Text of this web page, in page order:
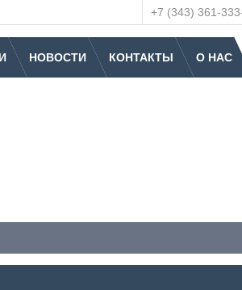
+7 (343) 361-
НОВОСТИ КОНТАКТЫ О НАС